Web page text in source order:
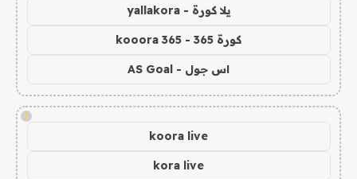
يلا كورة - yallakora
كورة 365 - kooora 365
اس جول - AS Goal
!
koora live
kora live